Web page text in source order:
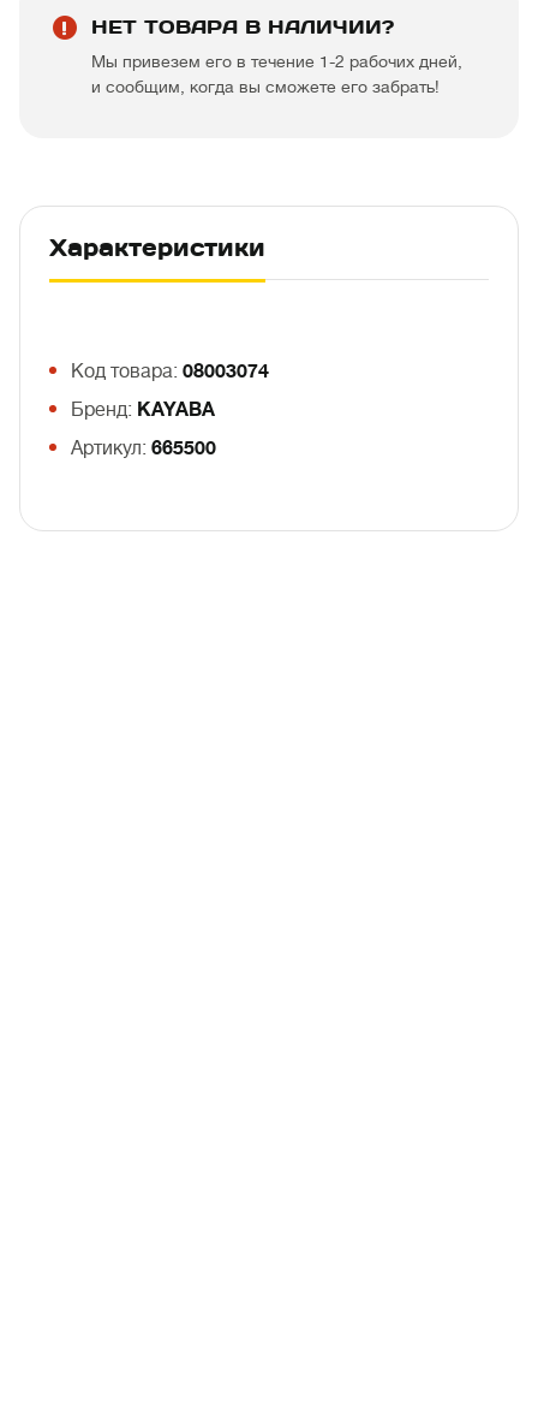
НЕТ ТОВАРА В НАЛИЧИИ?
Мы привезем его в течение 1-2 рабочих дней,
и сообщим, когда вы сможете его забрать!
Характеристики
Код товара: 08003074
Бренд: KAYABA
Артикул: 665500